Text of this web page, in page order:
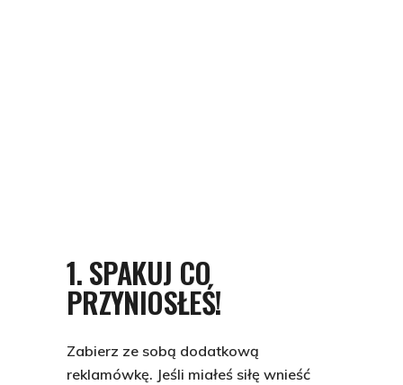
1. SPAKUJ CO
PRZYNIOSŁEŚ!
Zabierz ze sobą dodatkową
reklamówkę. Jeśli miałeś siłę wnieść